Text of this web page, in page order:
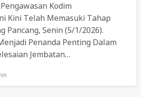
Kodim
Kini Telah Memasuki Tahap
Pancang, Senin (5/1/2026).
Penanda Penting Dalam
Jembatan…